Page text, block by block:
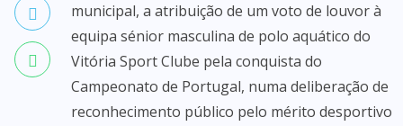
municipal, a atribuição de um voto de louvor à
equipa sénior masculina de polo aquático do
Vitória Sport Clube pela conquista do
Campeonato de Portugal, numa deliberação de
reconhecimento público pelo mérito desportivo